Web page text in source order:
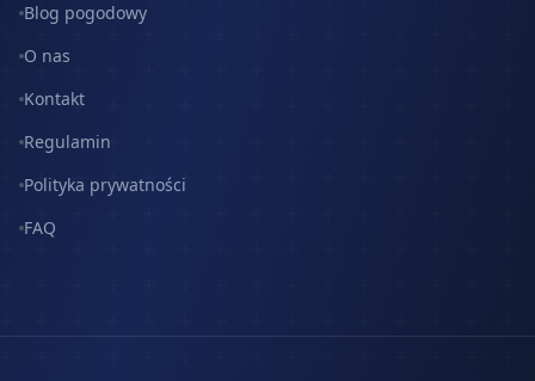
Blog pogodowy
O nas
Kontakt
Regulamin
Polityka prywatności
FAQ